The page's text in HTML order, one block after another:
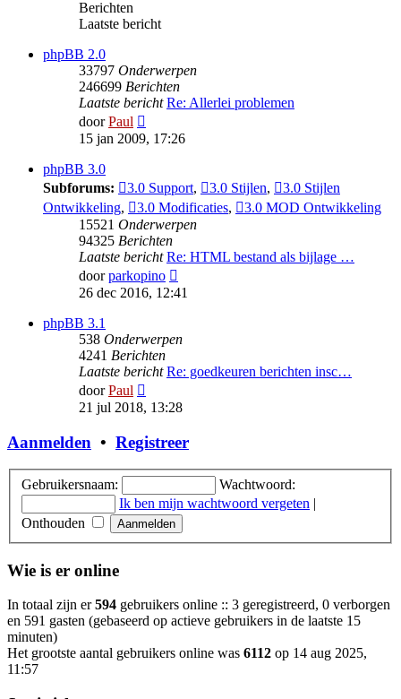
Berichten
Laatste bericht
phpBB 2.0
33797 Onderwerpen
246699 Berichten
Laatste bericht Re: Allerlei problemen
doorPaul
laatste
bericht
15 jan 2009, 17:26
phpBB 3.0
Subforums:
3.0 Support, 3.0 Stijlen,
3.0 Stijlen
Ontwikkeling, 3.0 Modificaties,
3.0 MOD Ontwikkeling
15521 Onderwerpen
94325 Berichten
Laatste bericht Re: HTML bestand als bijlage …
doorparkopino
laatste
26 dec 2016, 12:41
phpBB 3.1
538 Onderwerpen
4241 Berichten
Laatste bericht Re: goedkeuren berichten insc…
doorPaul
laatste
21 jul 2018, 13:28
Aanmelden • Registreer
Gebruikersnaam:
Wachtwoord:
Ik ben mijn wachtwoord vergeten |
Onthouden
Wie is er online
In totaal zijn er594 gebruikers online :: 3 geregistreerd, 0 verborgen
en 591 gasten (gebaseerd op actieve gebruikers in de laatste 15
minuten)
Het grootste aantal gebruikers online was 6112 op 14 aug 2025,
11:57